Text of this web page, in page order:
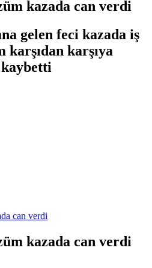
kazada can verdi
gelen feci kazada iş
karşıdan karşıya
kaybetti
kazada can verdi